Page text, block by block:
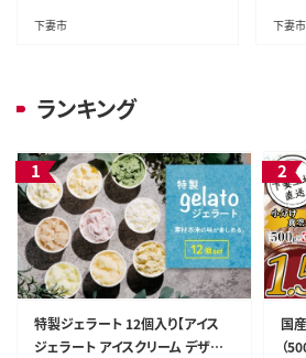
下妻市 下妻市
ランキング
特製ジェラート 12個入り【アイス
ジェラート アイスクリーム デザー
国
（